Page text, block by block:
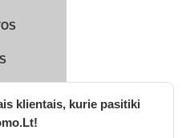
klientais, kurie pasitiki